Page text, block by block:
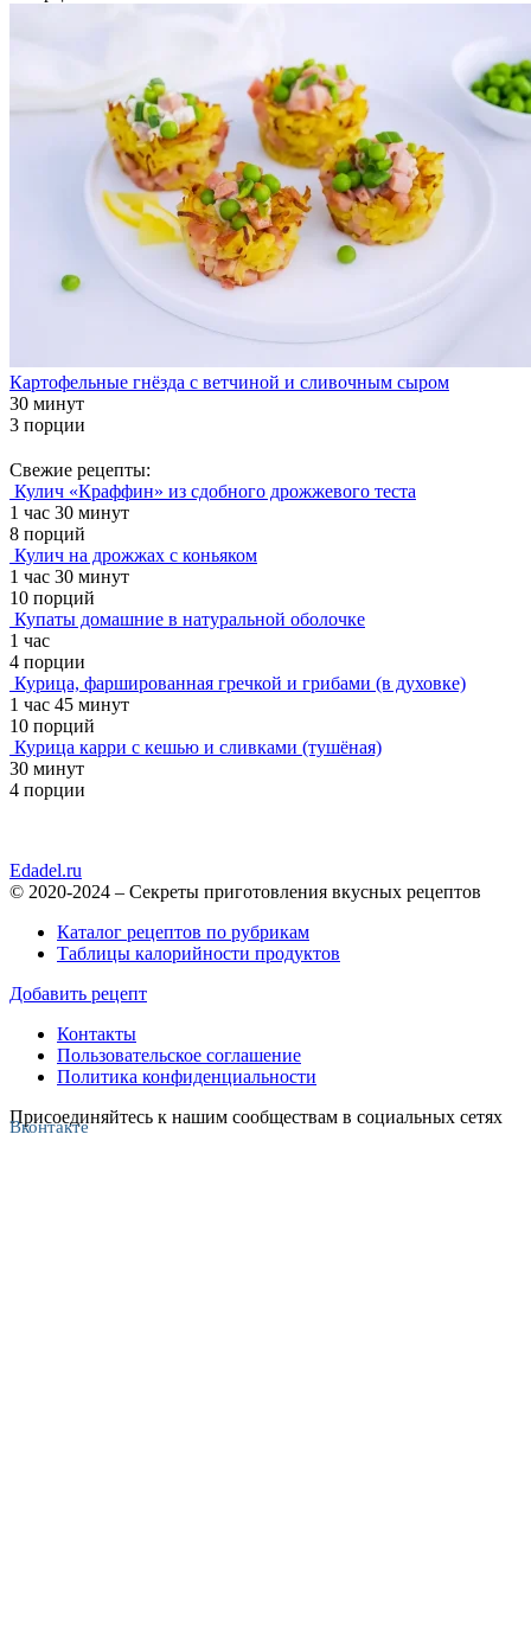
Картофельные гнёзда с ветчиной и сливочным сыром
30 минут
3 порции
Свежие рецепты:
Кулич «Краффин» из сдобного дрожжевого теста
1 час 30 минут
8 порций
Кулич на дрожжах с коньяком
1 час 30 минут
10 порций
Купаты домашние в натуральной оболочке
1 час
4 порции
Курица, фаршированная гречкой и грибами (в духовке)
1 час 45 минут
10 порций
Курица карри с кешью и сливками (тушёная)
30 минут
4 порции
Edadel.ru
© 2020-2024 – Секреты приготовления вкусных рецептов
Каталог рецептов по рубрикам
Таблицы калорийности продуктов
Добавить рецепт
Контакты
Пользовательское соглашение
Политика конфиденциальности
Присоединяйтесь к нашим сообществам в социальных сетях
Вконтакте